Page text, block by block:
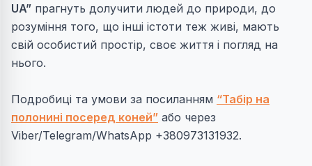
UA” прагнуть долучити людей до природи, до
розуміння того, що інші істоти теж живі, мають
свій особистий простір, своє життя і погляд на
нього.
Подробиці та умови за посиланням “Табір на
полонині посеред коней” або через
Viber/Telegram/WhatsApp +380973131932.